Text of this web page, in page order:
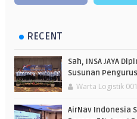
RECENT
Sah, INSA JAYA
Susunan
Warta Logistik 001
AirNav Indonesia